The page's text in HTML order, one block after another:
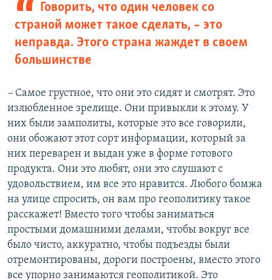
Говорить, что один человек со
страной может такое сделать, – это
неправда. Этого страна жаждет в своем
большинстве
– Самое грустное, что они это сидят и смотрят. Это
излюбленное зрелище. Они привыкли к этому. У
них были замполиты, которые это все говорили,
они обожают этот сорт информации, который за
них переварен и выдан уже в форме готового
продукта. Они это любят, они это слушают с
удовольствием, им все это нравится. Любого бомжа
на улице спросить, он вам про геополитику такое
расскажет! Вместо того чтобы заниматься
простыми домашними делами, чтобы вокруг все
было чисто, аккуратно, чтобы подъезды были
отремонтированы, дороги построены, вместо этого
все упорно занимаются геополитикой. Это